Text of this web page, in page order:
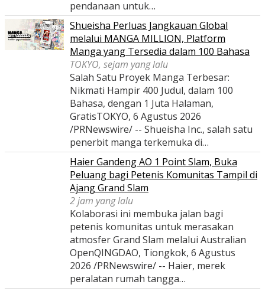
pendanaan untuk…
Shueisha Perluas Jangkauan Global
melalui MANGA MILLION, Platform
Manga yang Tersedia dalam 100 Bahasa
TOKYO, sejam yang lalu
Salah Satu Proyek Manga Terbesar:
Nikmati Hampir 400 Judul, dalam 100
Bahasa, dengan 1 Juta Halaman,
GratisTOKYO, 6 Agustus 2026
/PRNewswire/ -- Shueisha Inc., salah satu
penerbit manga terkemuka di…
Haier Gandeng AO 1 Point Slam, Buka
Peluang bagi Petenis Komunitas Tampil di
Ajang Grand Slam
2 jam yang lalu
Kolaborasi ini membuka jalan bagi
petenis komunitas untuk merasakan
atmosfer Grand Slam melalui Australian
OpenQINGDAO, Tiongkok, 6 Agustus
2026 /PRNewswire/ -- Haier, merek
peralatan rumah tangga…